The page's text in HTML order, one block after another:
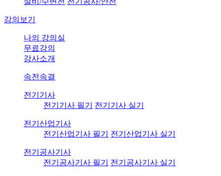
강의보기
나의 강의실
무료강의
강사소개
속전속결
전기기사
전기기사 필기
전기기사 실기
전기산업기사
전기산업기사 필기
전기산업기사 실기
전기공사기사
전기공사기사 필기
전기공사기사 실기